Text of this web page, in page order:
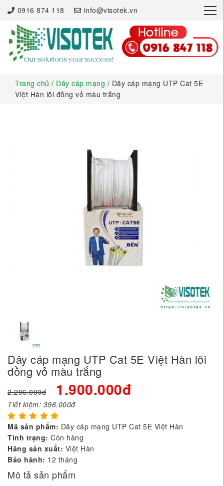
0916 874 118 info@visotek.vn ×
Trang chủ / Dây cáp mạng / Dây cáp mạng UTP Cat 5E
Việt Hàn lõi đồng vỏ màu trắng
Dây cáp mạng UTP Cat 5E Việt Hàn lõi
đồng vỏ màu trắng
2.296.000đ 1.900.000đ
Tiết kiệm: 396.000đ
Mã sản phẩm: Dây cáp mạng UTP Cat 5E Việt Hàn
Tình trạng: Còn hàng
Hãng sản xuất: Việt Hàn
Bảo hành: 12 tháng
Mô tả sản phẩm